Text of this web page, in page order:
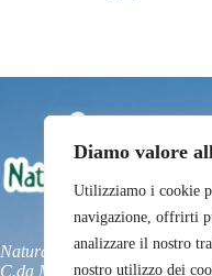
Diamo valore
Utilizziamo i cookie
navigazione, offrirti
analizzare il nostro
nostro utilizzo dei
Natura Iblea Soc. Agr. Cons.
C.da Marabino C.P. 19